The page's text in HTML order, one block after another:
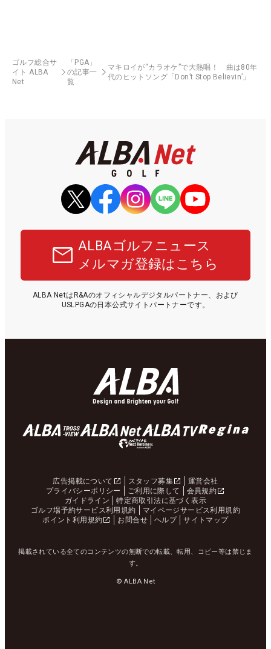
ゴルフ総合サ
イト ALBA
Net
「PGA」
の記事一
覧
マキロイが“カラオケ”で大熱唱！ 曲は80年
代のヒットソング「Don’t Stop Believin’」
ALBAゴルフニュース
メルマガ登録はこちら
ALBA NetはR&Aのオフィシャルデジタルパートナー、および
USLPGAの日本公式サイトパートナーです。
広告掲載について スタッフ募集
運営会社
プライバシーポリシー
ご利用に際して
会員規約
ガイドライン
特定商取引法に基づく表示
ゴルフ場予約サービス利用規約
マイページサービス利用規約
ポイント利用規約
お問合せ ヘルプ サイトマップ
掲載されている全てのコンテンツの無断での転載、転用、コピー等は禁じま
す。
© ALBA Net